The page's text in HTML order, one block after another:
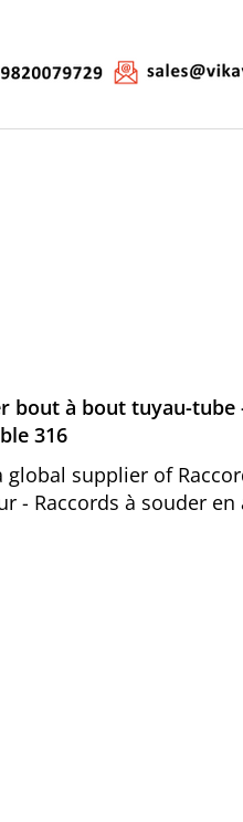
bout à bout tuyau-
316
global supplier of
- Raccords à souder